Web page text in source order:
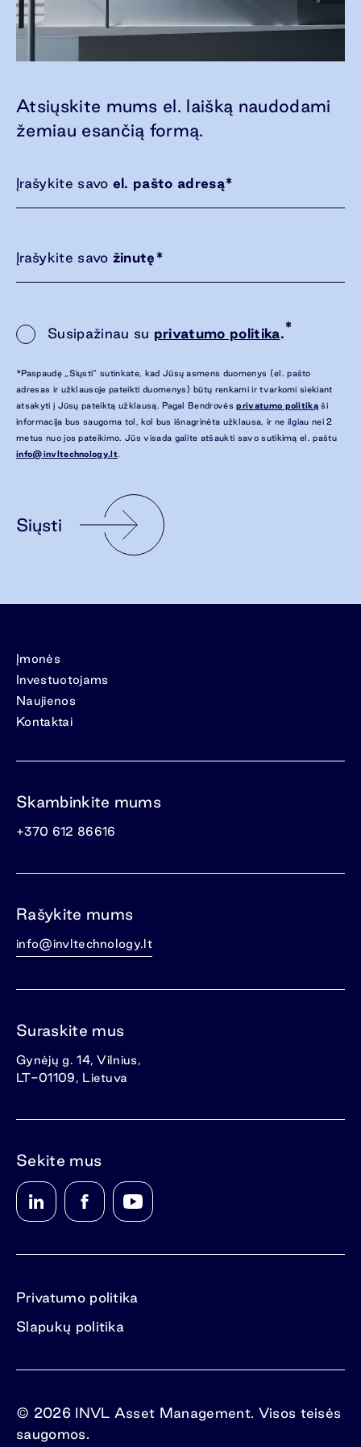
Atsiųskite mums el. laišką naudodami
žemiau esančią formą.
Įrašykite savo el. pašto adresą*
Įrašykite savo žinutę*
Susipažinau su privatumo politika.*
*Paspaudę „Siųsti“ sutinkate, kad Jūsų asmens duomenys (el. pašto
adresas ir užklausoje pateikti duomenys) būtų renkami ir tvarkomi siekiant
atsakyti į Jūsų pateiktą užklausą. Pagal Bendrovėsprivatumo politiką ši
informacija bus saugoma tol, kol bus išnagrinėta užklausa, ir ne ilgiau nei 2
metus nuo jos pateikimo. Jūs visada galite atšaukti savo sutikimą el. paštu
info@invltechnology.lt.
Siųsti
Įmonės
Investuotojams
Naujienos
Kontaktai
Skambinkite mums
+370 612 86616
Rašykite mums
info@invltechnology.lt
Suraskite mus
Gynėjų g. 14, Vilnius,
LT-01109, Lietuva
Sekite mus
© 2026 INVL Asset Management. Visos teisės
saugomos.
Privatumo politika
Slapukų politika